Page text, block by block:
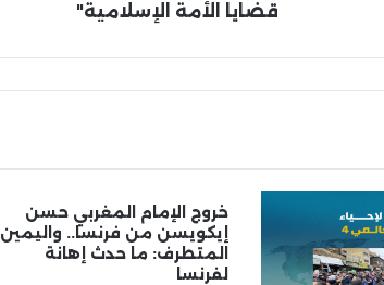
قضايا الأمة الإسلامية"
خروج الإمام المغربي حسن
إيكويسن من فرنسا.. واليمين
المتطرف: ما حدث إهانة
لفرنسا